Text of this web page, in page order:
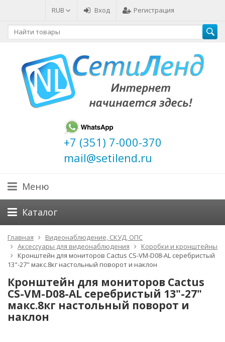
RUB Вход Регистрация
+7 (351) 7-000-370
mail@setilend.ru
Меню
Каталог
Главная
Видеонаблюдение, СКУД, ОПС
Аксессуары для видеонаблюдения
Коробки и кронштейны
Кронштейн для мониторов Cactus CS-VM-D08-AL серебристый
13"-27" макс.8кг настольный поворот и наклон
Кронштейн для мониторов Cactus
CS-VM-D08-AL серебристый 13"-27"
макс.8кг настольный поворот и
наклон